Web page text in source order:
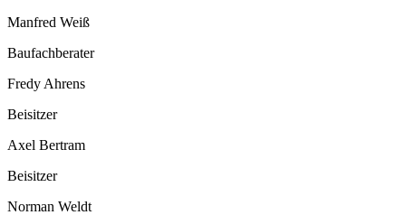
Manfred Weiß
Baufachberater
Fredy Ahrens
Beisitzer
Axel Bertram
Beisitzer
Norman Weldt